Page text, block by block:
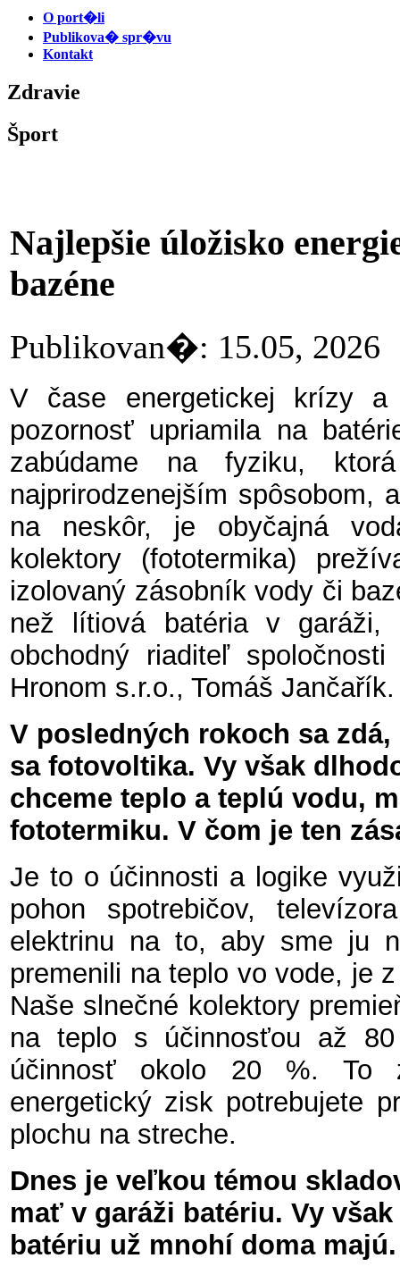
O port�li
Publikova� spr�vu
Kontakt
Zdravie
Šport
Najlepšie úložisko
bazéne
Publikovan�: 15.05,
V čase energetickej krízy
pozornosť upriamila na
zabúdame na fyziku,
najprirodzenejším spôsobom,
na neskôr, je obyčajná
kolektory (fototermika)
izolovaný zásobník vody či
než lítiová batéria v garáži,
obchodný riaditeľ
Hronom s.r.o., Tomáš Jančařík.
V posledných rokoch sa
sa fotovoltika. Vy však
chceme teplo a teplú vodu,
fototermiku. V čom je ten
Je to o účinnosti a logike
pohon spotrebičov,
elektrinu na to, aby sme ju
premenili na teplo vo vode, je
Naše slnečné kolektory
na teplo s účinnosťou až
účinnosť okolo 20 %. To
energetický zisk potrebujete
plochu na streche.
Dnes je veľkou témou
mať v garáži batériu. Vy
batériu už mnohí doma